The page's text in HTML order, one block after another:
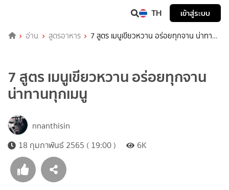
TH เข้าสู่ระบบ
อ่าน สูตรอาหาร
7 สูตร เมนูเขียวหวาน อร่อยทุกจาน น่าทาน
7 สูตร เมนูเขียวหวาน อร่อยทุกจาน
น่าทานทุกเมนู
nnanthisin
18 กุมภาพันธ์ 2565 ( 19:00 )
6K